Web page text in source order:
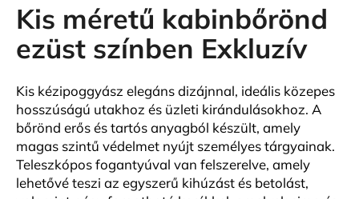
Kis méretű kabinbőrönd
ezüst színben Exkluzív
Kis kézipoggyász elegáns dizájnnal, ideális közepes
hosszúságú utakhoz és üzleti kirándulásokhoz. A
bőrönd erős és tartós anyagból készült, amely
magas szintű védelmet nyújt személyes tárgyainak.
Teleszkópos fogantyúval van felszerelve, amely
lehetővé teszi az egyszerű kihúzást és betolást,
n
l
j
u
k
KIS
MÉRETŰ
KABINBŐRÖND
FEKETE
SZÍNBEN